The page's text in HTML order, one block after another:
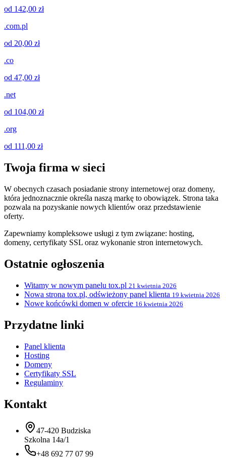
od 142,00 zł
.com.pl
od 20,00 zł
.co
od 47,00 zł
.net
od 104,00 zł
.org
od 111,00 zł
Twoja firma w sieci
W obecnych czasach posiadanie strony internetowej oraz domeny,
która jednoznacznie określa naszą markę to obowiązek. Strona taka
pozwala na pozyskanie nowych klientów oraz przedstawienie
oferty.
Zapewniamy kompleksowe usługi z tym związane: hosting,
domeny, certyfikaty SSL oraz wykonanie stron internetowych.
Ostatnie ogłoszenia
Witamy w nowym panelu tox.pl 21 kwietnia 2026
Nowa strona tox.pl, odświeżony panel klienta 19 kwietnia 2026
Nowe końcówki domen w ofercie 16 kwietnia 2026
Przydatne linki
Panel klienta
Hosting
Domeny
Certyfikaty SSL
Regulaminy
Kontakt
47-420 Budziska
Szkolna 14a/1
+48 692 77 07 99